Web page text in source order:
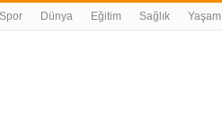
Spor Dünya Eğitim Sağlık Yaşam